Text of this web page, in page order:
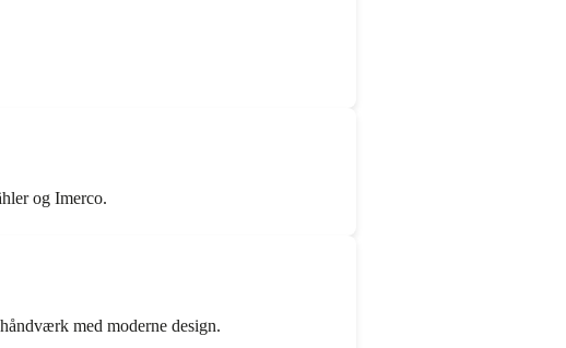
og Imerco.
med moderne design.